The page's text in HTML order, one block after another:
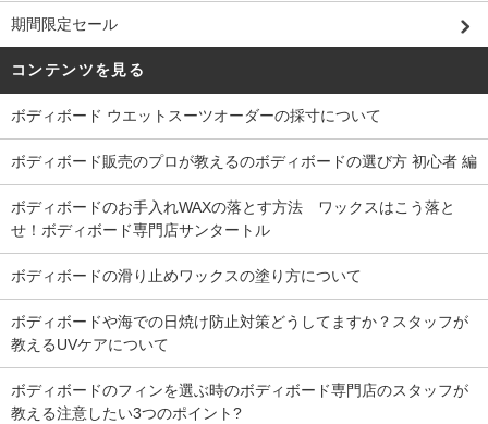
期間限定セール
コンテンツを見る
ボディボード ウエットスーツオーダーの採寸について
ボディボード販売のプロが教えるのボディボードの選び方 初心者 編
ボディボードのお手入れWAXの落とす方法 ワックスはこう落と
せ！ボディボード専門店サンタートル
ボディボードの滑り止めワックスの塗り方について
ボディボードや海での日焼け防止対策どうしてますか？スタッフが
教えるUVケアについて
ボディボードのフィンを選ぶ時のボディボード専門店のスタッフが
教える注意したい3つのポイント?